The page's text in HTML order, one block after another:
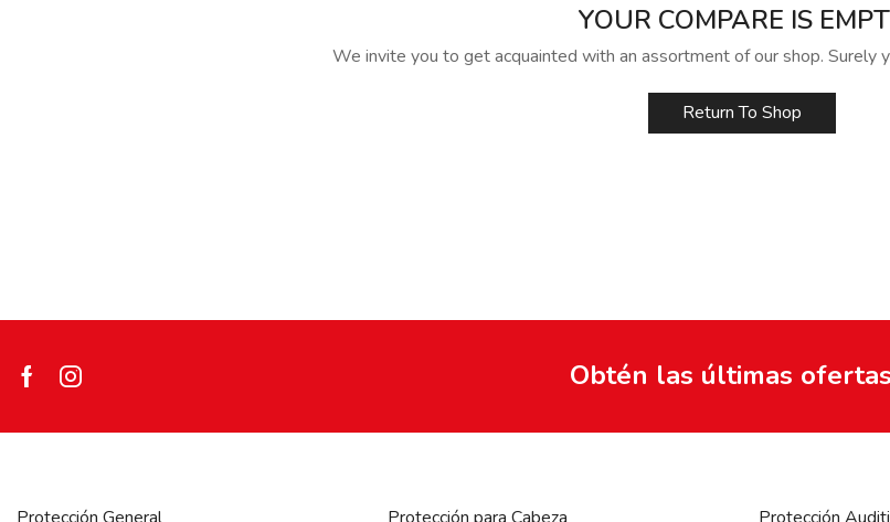
YOUR COMPARE IS
We invite you to get acquainted with an assortment of our shop. Surely
Return To Shop
FacebookInstagram Obtén las últimas